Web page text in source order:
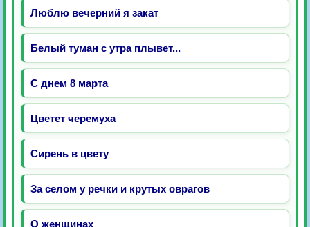
Люблю вечерний я закат
Белый туман с утра плывет...
С днем 8 марта
Цветет черемуха
Сирень в цвету
За селом у речки и крутых оврагов
О женщинах